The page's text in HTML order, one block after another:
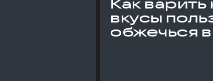
Как
вкусы
обжечься